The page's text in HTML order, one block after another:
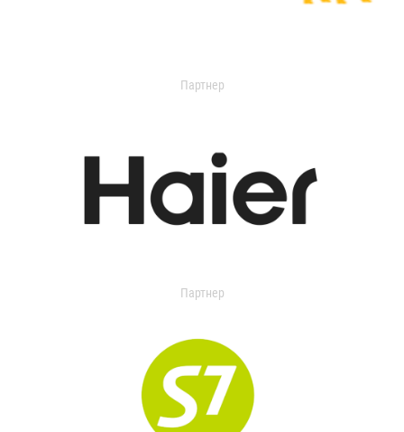
Партнер
Партнер